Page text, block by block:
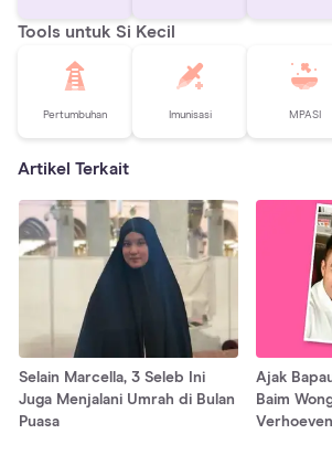
Tools untuk Si Kecil
Pertumbuhan Imunisasi MPASI
Artikel Terkait
Selain Marcella, 3 Seleb Ini
Juga Menjalani Umrah di Bulan
Puasa
Ajak
Baim